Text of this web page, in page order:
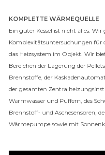
KOMPLETTE WÄRMEQUELLE
Ein guter Kessel ist nicht alles.
Komplexitätsuntersuchungen für
das Heizsystem im Objekt. Wir
Bereichen der Lagerung der
Brennstoffe, der
der gesamten
Warmwasser und Puffern, des
Brennstoff- und Aschesensoren,
Wärmepumpe sowie mit